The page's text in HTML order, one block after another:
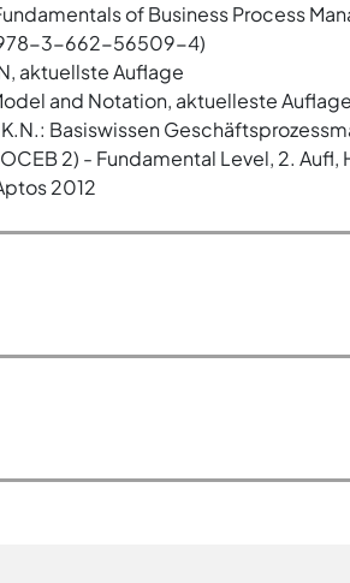
of Business Process
3-662-56509-4)
aktuellste Auflage
and Notation, aktuelleste Auflage
Basiswissen
2) - Fundamental Level, 2.
2012